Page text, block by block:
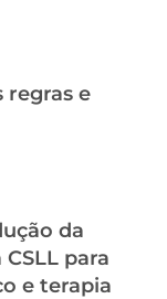
regras e
da
para
e terapia